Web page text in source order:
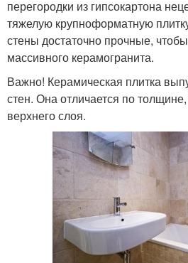
перегородки из гипсокартона
тяжелую крупноформатную
стены достаточно прочные,
массивного керамогранита.
Важно! Керамическая плитка
стен. Она отличается по
верхнего слоя.